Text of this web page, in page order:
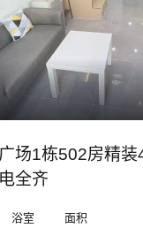
场1栋502房精装
全齐
浴室
面积